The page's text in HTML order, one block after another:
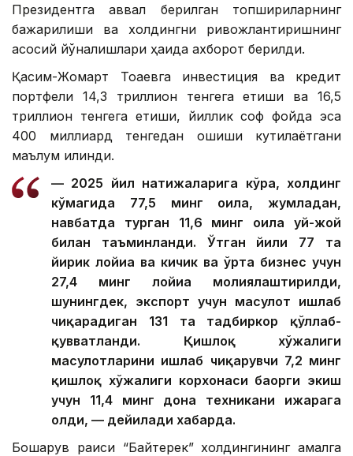
Президентга аввал берилган топшириқларнинг
бажарилиши ва холдингни ривожлантиришнинг
асосий йўналишлари ҳақида ахборот берилди.
Қасим-Жомарт Тоқаевга инвестиция ва кредит
портфели 14,3 триллион тенгега етиши ва 16,5
триллион тенгега етиши, йиллик соф фойда эса
400 миллиард тенгедан ошиши кутилаётгани
маълум қилинди.
— 2025 йил натижаларига кўра, холдинг
кўмагида 77,5 минг оила, жумладан,
навбатда турган 11,6 минг оила уй-жой
билан таъминланди. Ўтган йили 77 та
йирик лойиҳа ва кичик ва ўрта бизнес учун
27,4 минг лойиҳа молиялаштирилди,
шунингдек, экспорт учун маҳсулот ишлаб
чиқарадиган 131 та тадбиркор қўллаб-
қувватланди. Қишлоқ хўжалиги
маҳсулотларини ишлаб чиқарувчи 7,2 минг
қишлоқ хўжалиги корхонаси баҳорги экиш
учун 11,4 минг дона техникани ижарага
олди, — дейилади хабарда.
Бошқарув раиси “Байтерек” холдингининг амалга